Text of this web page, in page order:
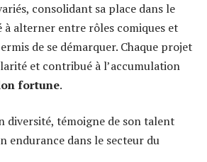
consolidant sa place dans le
à alterner entre rôles comiques et
de se démarquer. Chaque projet
et contribué à l’accumulation
fortune.
diversité, témoigne de son talent
endurance dans le secteur du